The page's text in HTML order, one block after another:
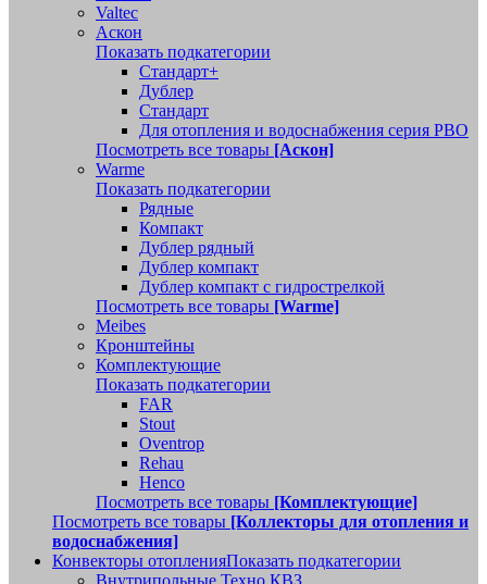
Valtec
Аскон
Показать подкатегории
Стандарт+
Дублер
Стандарт
Для отопления и водоснабжения серия РВО
Посмотреть все товары [Аскон]
Warme
Показать подкатегории
Рядные
Компакт
Дублер рядный
Дублер компакт
Дублер компакт с гидрострелкой
Посмотреть все товары [Warme]
Meibes
Кронштейны
Комплектующие
Показать подкатегории
FAR
Stout
Oventrop
Rehau
Henco
Посмотреть все товары [Комплектующие]
Посмотреть все товары [Коллекторы для отопления и
водоснабжения]
Конвекторы отопленияПоказать подкатегории
Внутрипольные Техно КВЗ